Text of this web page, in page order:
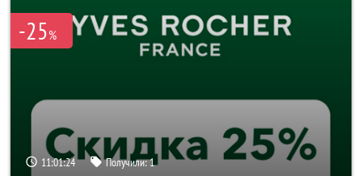
-25%
11:01:23 Получили:1